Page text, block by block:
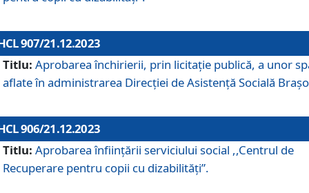
907/21.12.2023
Titlu: Aprobarea închirierii, prin licitație publică, a unor
aflate în administrarea Direcției de Asistență Socială
906/21.12.2023
Titlu: Aprobarea înființării serviciului social ,,Centrul de
Recuperare pentru copii cu dizabilități”.